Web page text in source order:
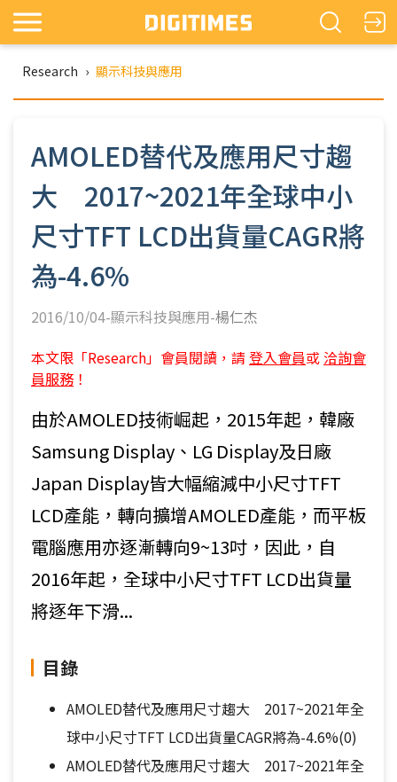
Research › 顯示科技與應用
AMOLED替代及應用尺寸趨
大 2017~2021年全球中小
尺寸TFT LCD出貨量CAGR將
為-4.6%
2016/10/04-顯示科技與應用-楊仁杰
本文限「Research」會員閱讀，請 登入會員或 洽詢會
員服務 ！
由於AMOLED技術崛起，2015年起，韓廠
Samsung Display、LG Display及日廠
Japan Display皆大幅縮減中小尺寸TFT
LCD產能，轉向擴增AMOLED產能，而平板
電腦應用亦逐漸轉向9~13吋，因此，自
2016年起，全球中小尺寸TFT LCD出貨量
將逐年下滑...
目錄
AMOLED替代及應用尺寸趨大 2017~2021年全
球中小尺寸TFT LCD出貨量CAGR將為-4.6%(0)
AMOLED替代及應用尺寸趨大 2017~2021年全